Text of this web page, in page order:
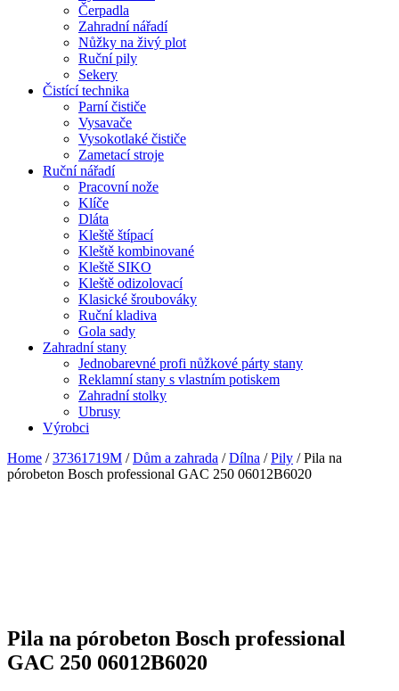
Čerpadla
Zahradní nářadí
Nůžky na živý plot
Ruční pily
Sekery
Čistící technika
Parní čističe
Vysavače
Vysokotlaké čističe
Zametací stroje
Ruční nářadí
Pracovní nože
Klíče
Dláta
Kleště štípací
Kleště kombinované
Kleště SIKO
Kleště odizolovací
Klasické šroubováky
Ruční kladiva
Gola sady
Zahradní stany
Jednobarevné profi nůžkové párty stany
Reklamní stany s vlastním potiskem
Zahradní stolky
Ubrusy
Výrobci
Home /37361719M /Dům a zahrada /Dílna /Pily / Pila na
pórobeton Bosch professional GAC 250 06012B6020
Pila na pórobeton Bosch professional
GAC 250 06012B6020